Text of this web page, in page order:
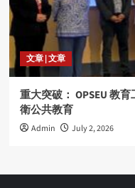
文章 | 文章
重大突破： OPSEU 教
衛公共教育
Admin July 2, 2026